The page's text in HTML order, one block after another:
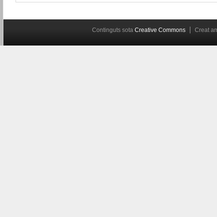
Continguts sota Creative Commons Creat